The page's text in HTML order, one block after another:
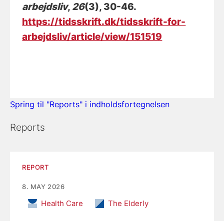
arbejdsliv, 26(3), 30-46.
https://tidsskrift.dk/tidsskrift-for-
arbejdsliv/article/view/151519
Spring til "Reports" i indholdsfortegnelsen
Reports
REPORT
8. MAY 2026
Health Care The Elderly